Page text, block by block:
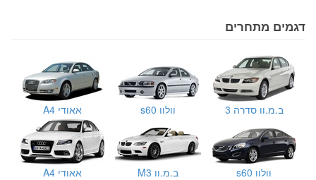
דגמים מתחרים
ב.מ.וו סדרה 3 וולוו s60 אאודי A4
וולוו s60 ב.מ.וו M3 אאודי A4